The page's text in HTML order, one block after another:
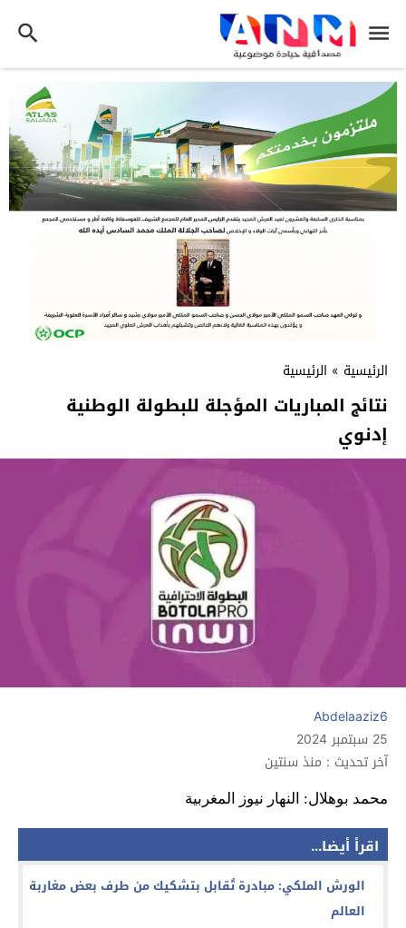
الرئيسية » الرئيسية
نتائج المباريات المؤجلة للبطولة الوطنية
إدنوي
Abdelaaziz6
25 سبتمبر 2024
آخر تحديث : منذ سنتين
محمد بوهلال: النهار نيوز المغربية
اقرأ أيضا...
الورش الملكي: مبادرة تُقابل بتشكيك من طرف بعض مغاربة
العالم